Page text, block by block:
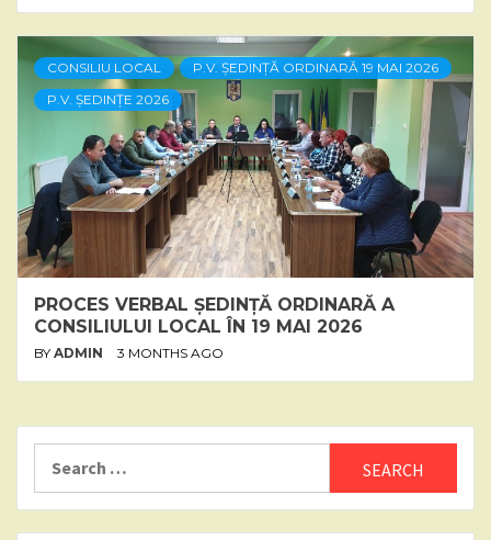
CONSILIU LOCAL
P.V. ȘEDINȚĂ ORDINARĂ 19 MAI 2026
P.V. ȘEDINȚE 2026
PROCES VERBAL ȘEDINȚĂ ORDINARĂ A
CONSILIULUI LOCAL ÎN 19 MAI 2026
BY ADMIN 3 MONTHS AGO